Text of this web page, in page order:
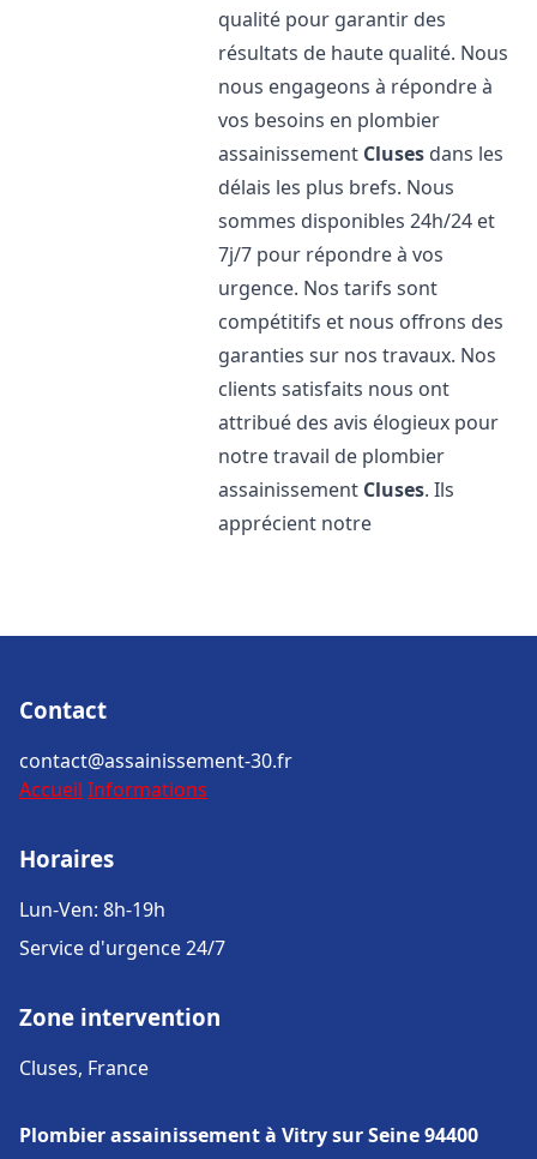
qualité pour garantir des
résultats de haute qualité. Nous
nous engageons à répondre à
vos besoins en plombier
assainissement Cluses dans les
délais les plus brefs. Nous
sommes disponibles 24h/24 et
7j/7 pour répondre à vos
urgence. Nos tarifs sont
compétitifs et nous offrons des
garanties sur nos travaux. Nos
clients satisfaits nous ont
attribué des avis élogieux pour
notre travail de plombier
assainissement Cluses. Ils
apprécient notre
Contact
contact@assainissement-30.fr
Accueil Informations
Horaires
Lun-Ven: 8h-19h
Service d'urgence 24/7
Zone intervention
Cluses, France
Plombier assainissement à Vitry sur Seine 94400